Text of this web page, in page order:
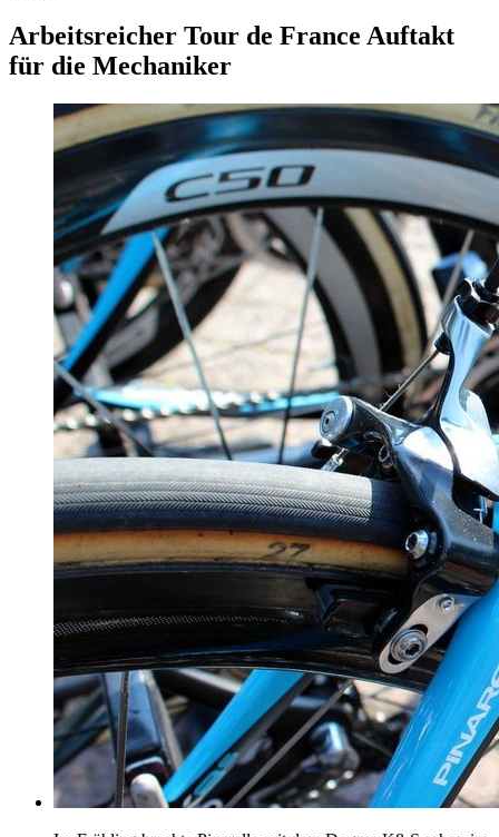
Arbeitsreicher Tour de France Auftakt
für die Mechaniker